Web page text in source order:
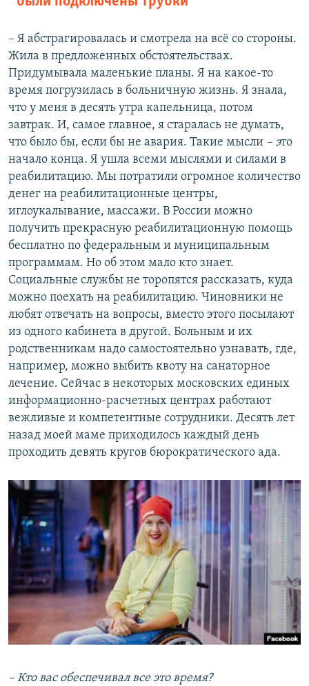
– Я абстрагировалась и смотрела на всё со стороны.
Жила в предложенных обстоятельствах.
Придумывала маленькие планы. Я на какое-то
время погрузилась в больничную жизнь. Я знала,
что у меня в десять утра капельница, потом
завтрак. И, самое главное, я старалась не думать,
что было бы, если бы не авария. Такие мысли – это
начало конца. Я ушла всеми мыслями и силами в
реабилитацию. Мы потратили огромное количество
денег на реабилитационные центры,
иглоукалывание, массажи. В России можно
получить прекрасную реабилитационную помощь
бесплатно по федеральным и муниципальным
программам. Но об этом мало кто знает.
Социальные службы не торопятся рассказать, куда
можно поехать на реабилитацию. Чиновники не
любят отвечать на вопросы, вместо этого посылают
из одного кабинета в другой. Больным и их
родственникам надо самостоятельно узнавать, где,
например, можно выбить квоту на санаторное
лечение. Сейчас в некоторых московских единых
информационно-расчетных центрах работают
вежливые и компетентные сотрудники. Десять лет
назад моей маме приходилось каждый день
проходить девять кругов бюрократического ада.
– Кто вас обеспечивал все это время?